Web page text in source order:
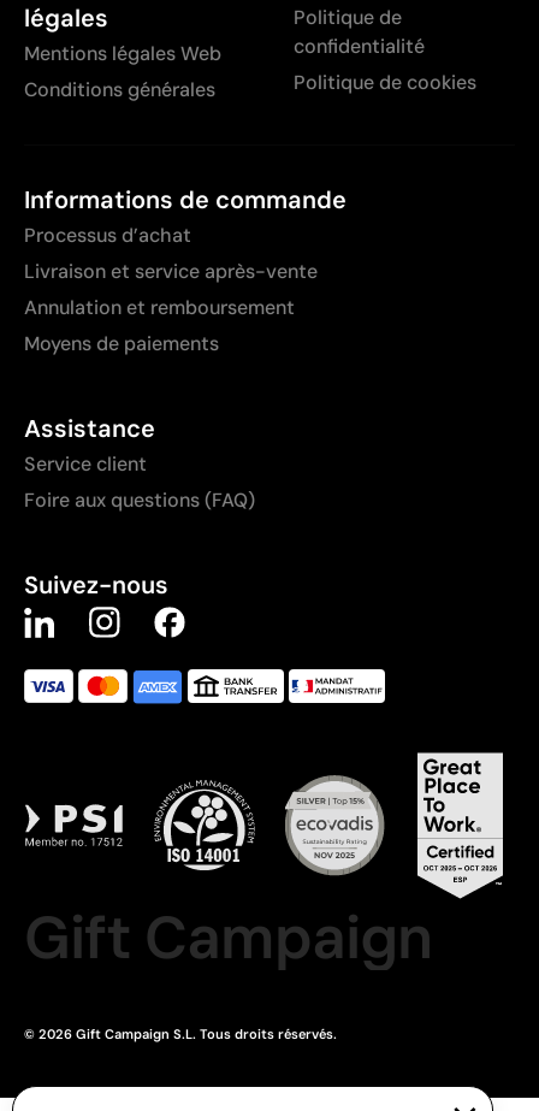
légales
Mentions légales Web
Conditions générales
Politique de
confidentialité
Politique de cookies
Informations de commande
Processus d’achat
Livraison et service après-vente
Annulation et remboursement
Moyens de paiements
Assistance
Service client
Foire aux questions (FAQ)
Suivez-nous
Gift Campaign
© 2026 Gift Campaign S.L. Tous droits réservés.